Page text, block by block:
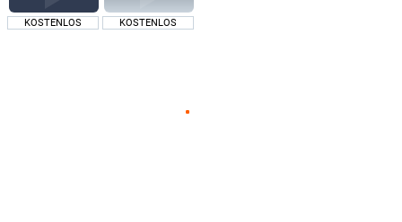
KOSTENLOS KOSTENLOS